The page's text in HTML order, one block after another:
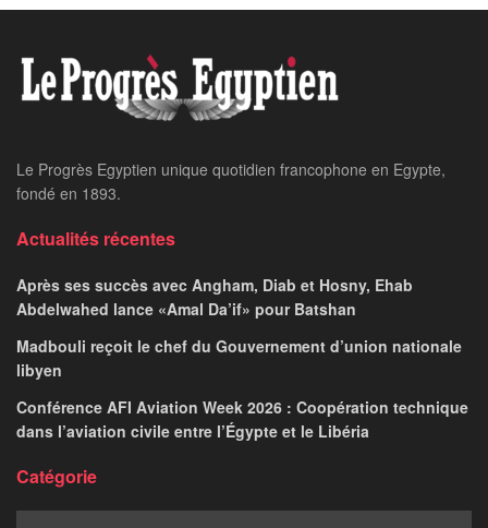
Le Progrès Egyptien unique quotidien francophone en Egypte,
fondé en 1893.
Actualités récentes
Après ses succès avec Angham, Diab et Hosny, Ehab
Abdelwahed lance «Amal Da’if» pour Batshan
Madbouli reçoit le chef du Gouvernement d’union nationale
libyen
Conférence AFI Aviation Week 2026 : Coopération technique
dans l’aviation civile entre l’Égypte et le Libéria
Catégorie